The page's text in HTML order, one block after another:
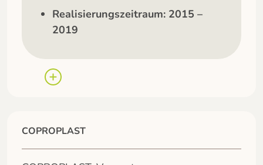
Realisierungszeitraum: 2015 –
2019
COPROPLAST